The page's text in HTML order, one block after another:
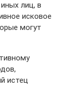
лиц, в
исковое
могут
истец